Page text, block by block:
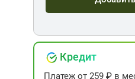
Кредит
Платеж от 259 ₽ в